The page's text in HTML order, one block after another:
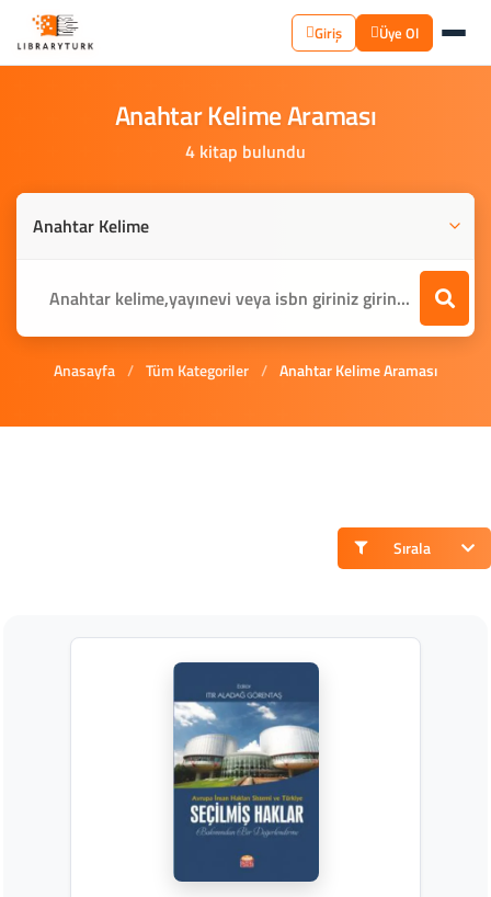
Giriş Üye Ol
AnahtarKelimeAraması
4 kitap bulundu
Anasayfa / Tüm Kategoriler / Anahtar Kelime Araması
Sırala